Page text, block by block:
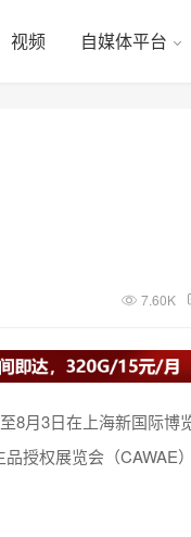
视频 自媒体平台
7.60K
月3日在上海新国际博
授权展览会（CAWAE